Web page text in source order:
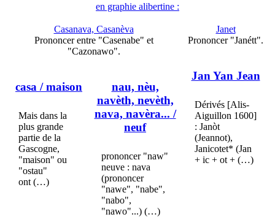
en graphie alibertine :
Casanava, Casanèva
Prononcer entre "Casenabe" et
"Cazonawo".
casa / maison
Mais dans la
plus grande
partie de la
Gascogne,
"maison" ou
"ostau"
ont (…)
nau, nèu,
navèth, nevèth,
nava, navèra... /
neuf
prononcer "naw"
neuve : nava
(prononcer
"nawe", "nabe",
"nabo",
"nawo"...) (…)
Janet
Prononcer "Janétt".
Jan Yan Jean
Dérivés [Alis-
Aiguillon 1600]
: Janòt
(Jeannot),
Janicotet* (Jan
+ ic + ot + (…)